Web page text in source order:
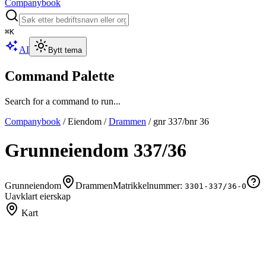
Companybook
⌘K
AI Bytt tema
Command Palette
Search for a command to run...
Companybook /Eiendom /Drammen / gnr337/bnr36
Grunneiendom 337/36
Grunneiendom DrammenMatrikkelnummer: 3301-337/36-0
Uavklart eierskap
Kart